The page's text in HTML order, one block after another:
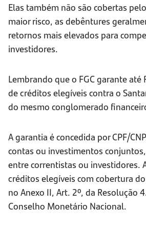
Elas também não são cobertas
maior risco, as debêntures
retornos mais elevados para
investidores.
Lembrando que o FGC garante
de créditos elegíveis contra o
do mesmo conglomerado
A garantia é concedida por CPF/
contas ou investimentos
entre correntistas ou investidores.
créditos elegíveis com cobertura
no Anexo II, Art. 2º, da Resolução
Conselho Monetário Nacional.